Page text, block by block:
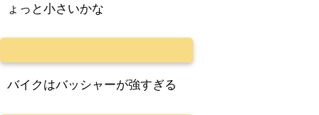
ょっと小さいかな
バイクはバッシャーが強すぎる